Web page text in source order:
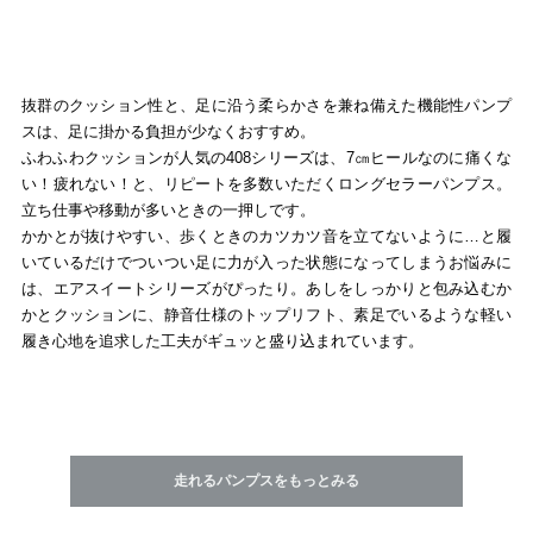
抜群のクッション性と、足に沿う柔らかさを兼ね備えた機能性パンプ
スは、足に掛かる負担が少なくおすすめ。
ふわふわクッションが人気の408シリーズは、7㎝ヒールなのに痛くな
い！疲れない！と、リピートを多数いただくロングセラーパンプス。
立ち仕事や移動が多いときの一押しです。
かかとが抜けやすい、歩くときのカツカツ音を立てないように…と履
いているだけでついつい足に力が入った状態になってしまうお悩みに
は、エアスイートシリーズがぴったり。あしをしっかりと包み込むか
かとクッションに、静音仕様のトップリフト、素足でいるような軽い
履き心地を追求した工夫がギュッと盛り込まれています。
走れるパンプスをもっとみる